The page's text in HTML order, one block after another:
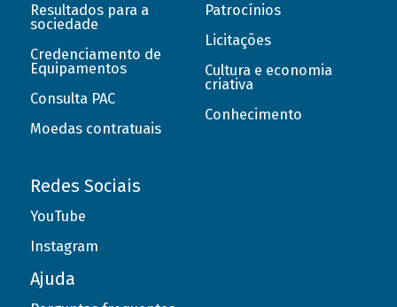
Resultados para a
sociedade
Credenciamento de
Equipamentos
Consulta PAC
Moedas contratuais
Patrocínios
Licitações
Cultura e economia
criativa
Conhecimento
Redes Sociais
YouTube
Instagram
Ajuda